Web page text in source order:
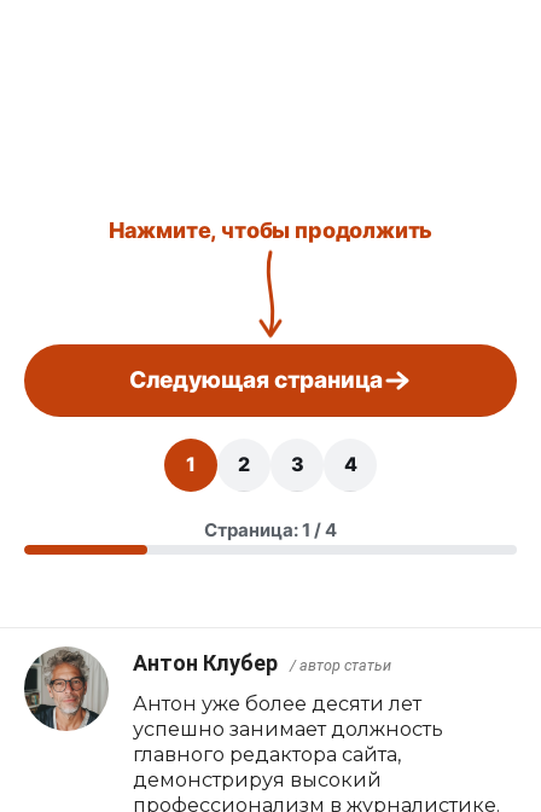
Нажмите, чтобы продолжить
Следующая страница
1 2 3 4
Страница: 1 / 4
Антон Клубер / автор статьи
Антон уже более десяти лет
успешно занимает должность
главного редактора сайта,
демонстрируя высокий
профессионализм в журналистике.